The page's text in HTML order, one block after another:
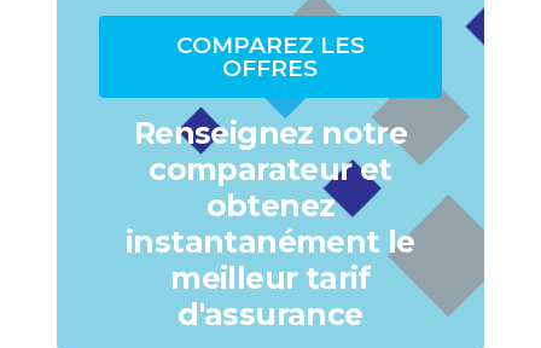
COMPAREZ LES
OFFRES
Renseignez notre
comparateur et
obtenez
instantanément le
meilleur tarif
d'assurance